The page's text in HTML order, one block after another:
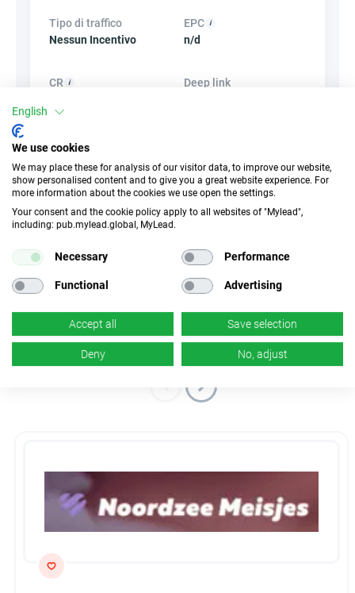
Tipo di traffico
Nessun Incentivo
EPC
n/d
CR
Deep link
Banner
×No ✓Sì
Prodotti
Campagne simili
English
We use cookies
We may place these for analysis of our visitor data, to improve our website,
show personalised content and to give you a great website experience. For
more information about the cookies we use open the settings.
Your consent and the cookie policy apply to all websites of "Mylead",
including: pub.mylead.global, MyLead.
Necessary Performance
Functional Advertising
Accept all Save selection
Deny No, adjust